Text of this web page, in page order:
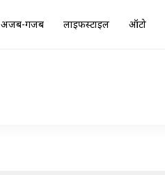
अजब-गजब लाइफस्टाइल ऑटो